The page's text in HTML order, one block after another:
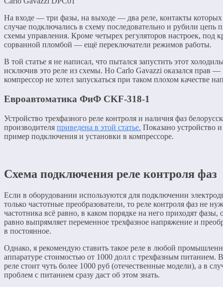
На входе — три фазы, на выходе — два реле, контакты
случае подключались в схему последовательно и рубили цепь
схемы управления. Кроме четырех регуляторов настроек, под
сорванной пломбой — ещё переключатели режимов работы.
В той статье я не написал, что пытался запустить этот
исключив это реле из схемы. Но Carlo Gavazzi оказался прав —
компрессор не хотел запускаться при таком плохом качестве
Евроавтоматика ФиФ CKF-318-1
Устройство трехфазного реле контроля и наличия фаз
производителя приведена в этой статье. Показано устройство
пример подключения и установки в компрессоре.
Схема подключения реле контроля фаз
Если в оборудовании используются для подключении
только частотные преобразователи, то реле контроля фаз не
частотника всё равно, в каком порядке на него приходят фазы,
равно выпрямляет переменное трехфазное напряжение и
в постоянное.
Однако, я рекомендую ставить такое реле в любой
аппаратуре стоимостью от 1000 долл с трехфазным питанием.
реле стоит чуть более 1000 руб (отечественные модели), а в
проблем с питанием сразу даст об этом знать.